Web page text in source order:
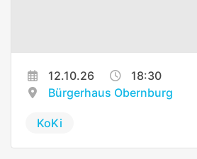
12.10.26
18:30
Bürgerhaus Obernburg
KoKi